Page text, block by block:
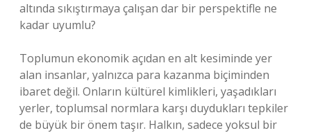
altında sıkıştırmaya çalışan dar bir perspektifle ne
kadar uyumlu?
Toplumun ekonomik açıdan en alt kesiminde yer
alan insanlar, yalnızca para kazanma biçiminden
ibaret değil. Onların kültürel kimlikleri, yaşadıkları
yerler, toplumsal normlara karşı duydukları tepkiler
de büyük bir önem taşır. Halkın, sadece yoksul bir